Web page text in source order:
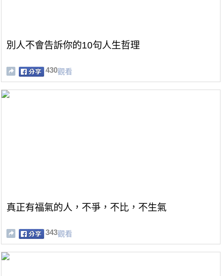
別人不會告訴你的10句人生哲理
430觀看
真正有福氣的人，不爭，不比，不生氣
343觀看